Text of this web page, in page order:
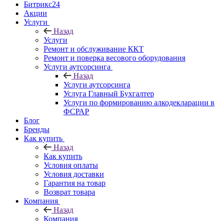
Битрикс24
Акции
Услуги
Назад
Услуги
Ремонт и обслуживание ККТ
Ремонт и поверка весового оборудования
Услуги аутсорсинга
Назад
Услуги аутсорсинга
Услуга Главный Бухгалтер
Услуги по формированию алкодекларации в
ФСРАР
Блог
Бренды
Как купить
Назад
Как купить
Условия оплаты
Условия доставки
Гарантия на товар
Возврат товара
Компания
Назад
Компания